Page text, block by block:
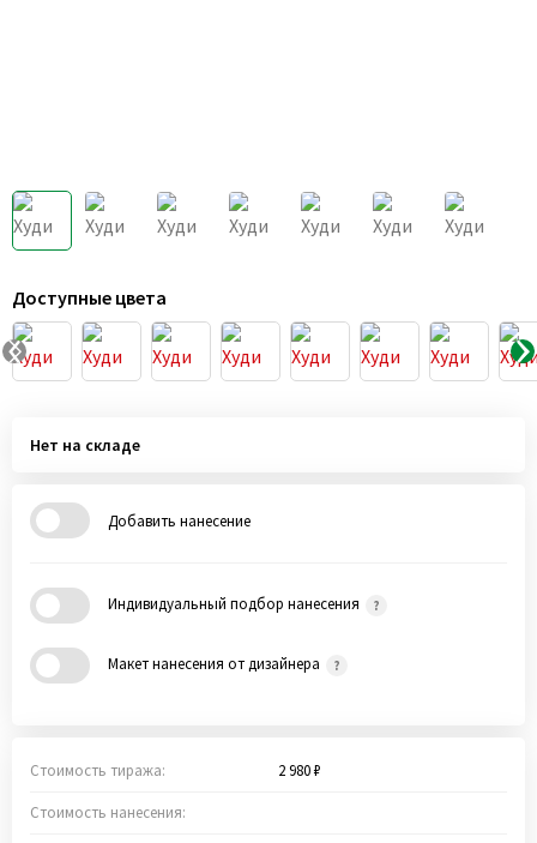
Доступные цвета
Нет на складе
Добавить нанесение
Индивидуальный подбор нанесения
Макет нанесения от дизайнера
Стоимость тиража: 2 980 ₽
Стоимость нанесения: